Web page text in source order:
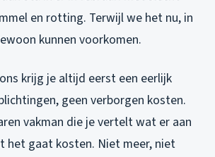
en rotting. Terwijl we het nu, in
kunnen voorkomen.
krijg je altijd eerst een eerlijk
geen verborgen kosten.
vakman die je vertelt wat er aan
het gaat kosten. Niet meer, niet